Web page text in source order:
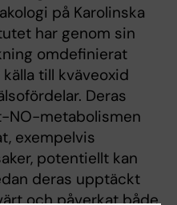
på Karolinska
har genom sin
omdefinierat
till kväveoxid
Deras
metabolismen
exempelvis
potentiellt kan
deras upptäckt
och påverkat både